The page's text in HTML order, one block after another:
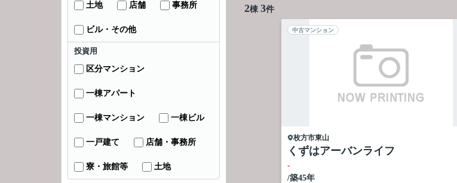
2棟 3件
中古マンション
枚方市東山
くずはアーバンライフ
-
/築45年
土地 店舗 事務所
ビル・その他
投資用
区分マンション
一棟アパート
一棟マンション 一棟ビル
一戸建て 店舗・事務所
寮・旅館等 土地